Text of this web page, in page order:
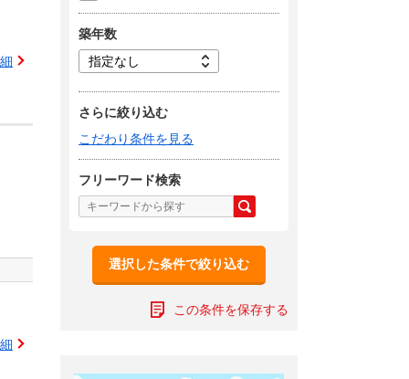
築年数
さらに絞り込む
こだわり条件を見る
フリーワード検索
選択した条件で絞り込む
この条件を保存する